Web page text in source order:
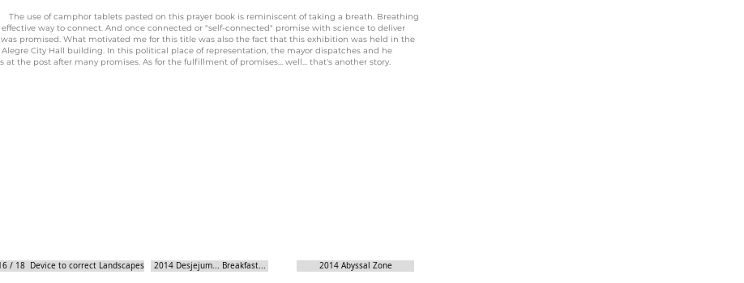
use of camphor tablets pasted on this prayer book is reminiscent of taking a breath. Breathing
effective way to connect. And once connected or "self-connected" promise with science to deliver
promised. What motivated me for this title was also the fact that this exhibition was held in the
Alegre City Hall building. In this political place of representation, the mayor dispatches and he
at the post after many promises. As for the fulfillment of promises... well... that's another story.
/ 18 Device to correct Landscapes 2014 Desjejum... Breakfast... 2014 Abyssal Zone